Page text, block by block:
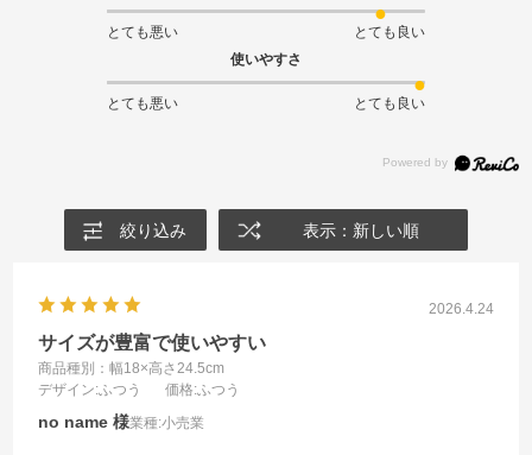
とても悪い
とても良い
使いやすさ
とても悪い とても良い
絞り込み 表示：新しい順
2026.4.24
サイズが豊富で使いやすい
商品種別：幅18×高さ24.5cm
デザイン:ふつう 価格:ふつう
no name 業種:小売業